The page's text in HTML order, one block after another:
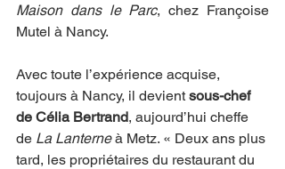
Maison dans le Parc, chez Françoise
Mutel à Nancy.
Avec toute l’expérience acquise,
toujours à Nancy, il devient sous-chef
de Célia Bertrand, aujourd’hui cheffe
de La Lanterne à Metz. « Deux ans plus
tard, les propriétaires du restaurant du